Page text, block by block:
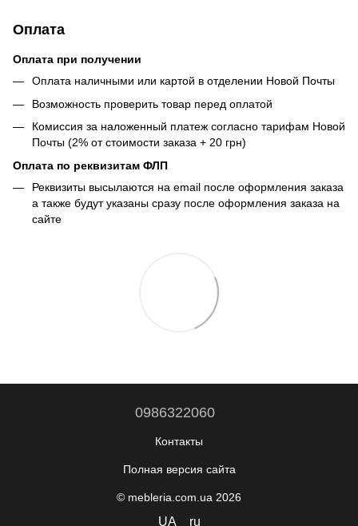
Оплата
Оплата при получении
Оплата наличными или картой в отделении Новой Почты
Возможность проверить товар перед оплатой
Комиссия за наложенный платеж согласно тарифам Новой
Почты (2% от стоимости заказа + 20 грн)
Оплата по реквизитам ФЛП
Реквизиты высылаются на email после оформления заказа
а также будут указаны сразу после оформления заказа на
сайте
0986322060
Контакты
Полная версия сайта
© mebleria.com.ua 2026
UA ru